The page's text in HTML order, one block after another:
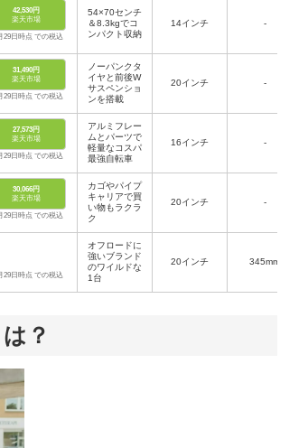
42,530円
楽天市場
29日時点 での税込
54×70センチ
＆8.3kgでコ
ンパクト収納
14インチ -
31,490円
楽天市場
29日時点 での税込
ノーパンクタ
イヤと前後W
サスペンショ
ンを搭載
20インチ -
27,573円
楽天市場
29日時点 での税込
アルミフレー
ムとパーツで
軽量なコスパ
最強自転車
16インチ -
30,066円
楽天市場
29日時点 での税込
カゴやパイプ
キャリアで買
い物もラクラ
ク
20インチ -
29日時点 での税込
オフロードに
強いブランド
のワイルドな
1台
20インチ 345mm
？